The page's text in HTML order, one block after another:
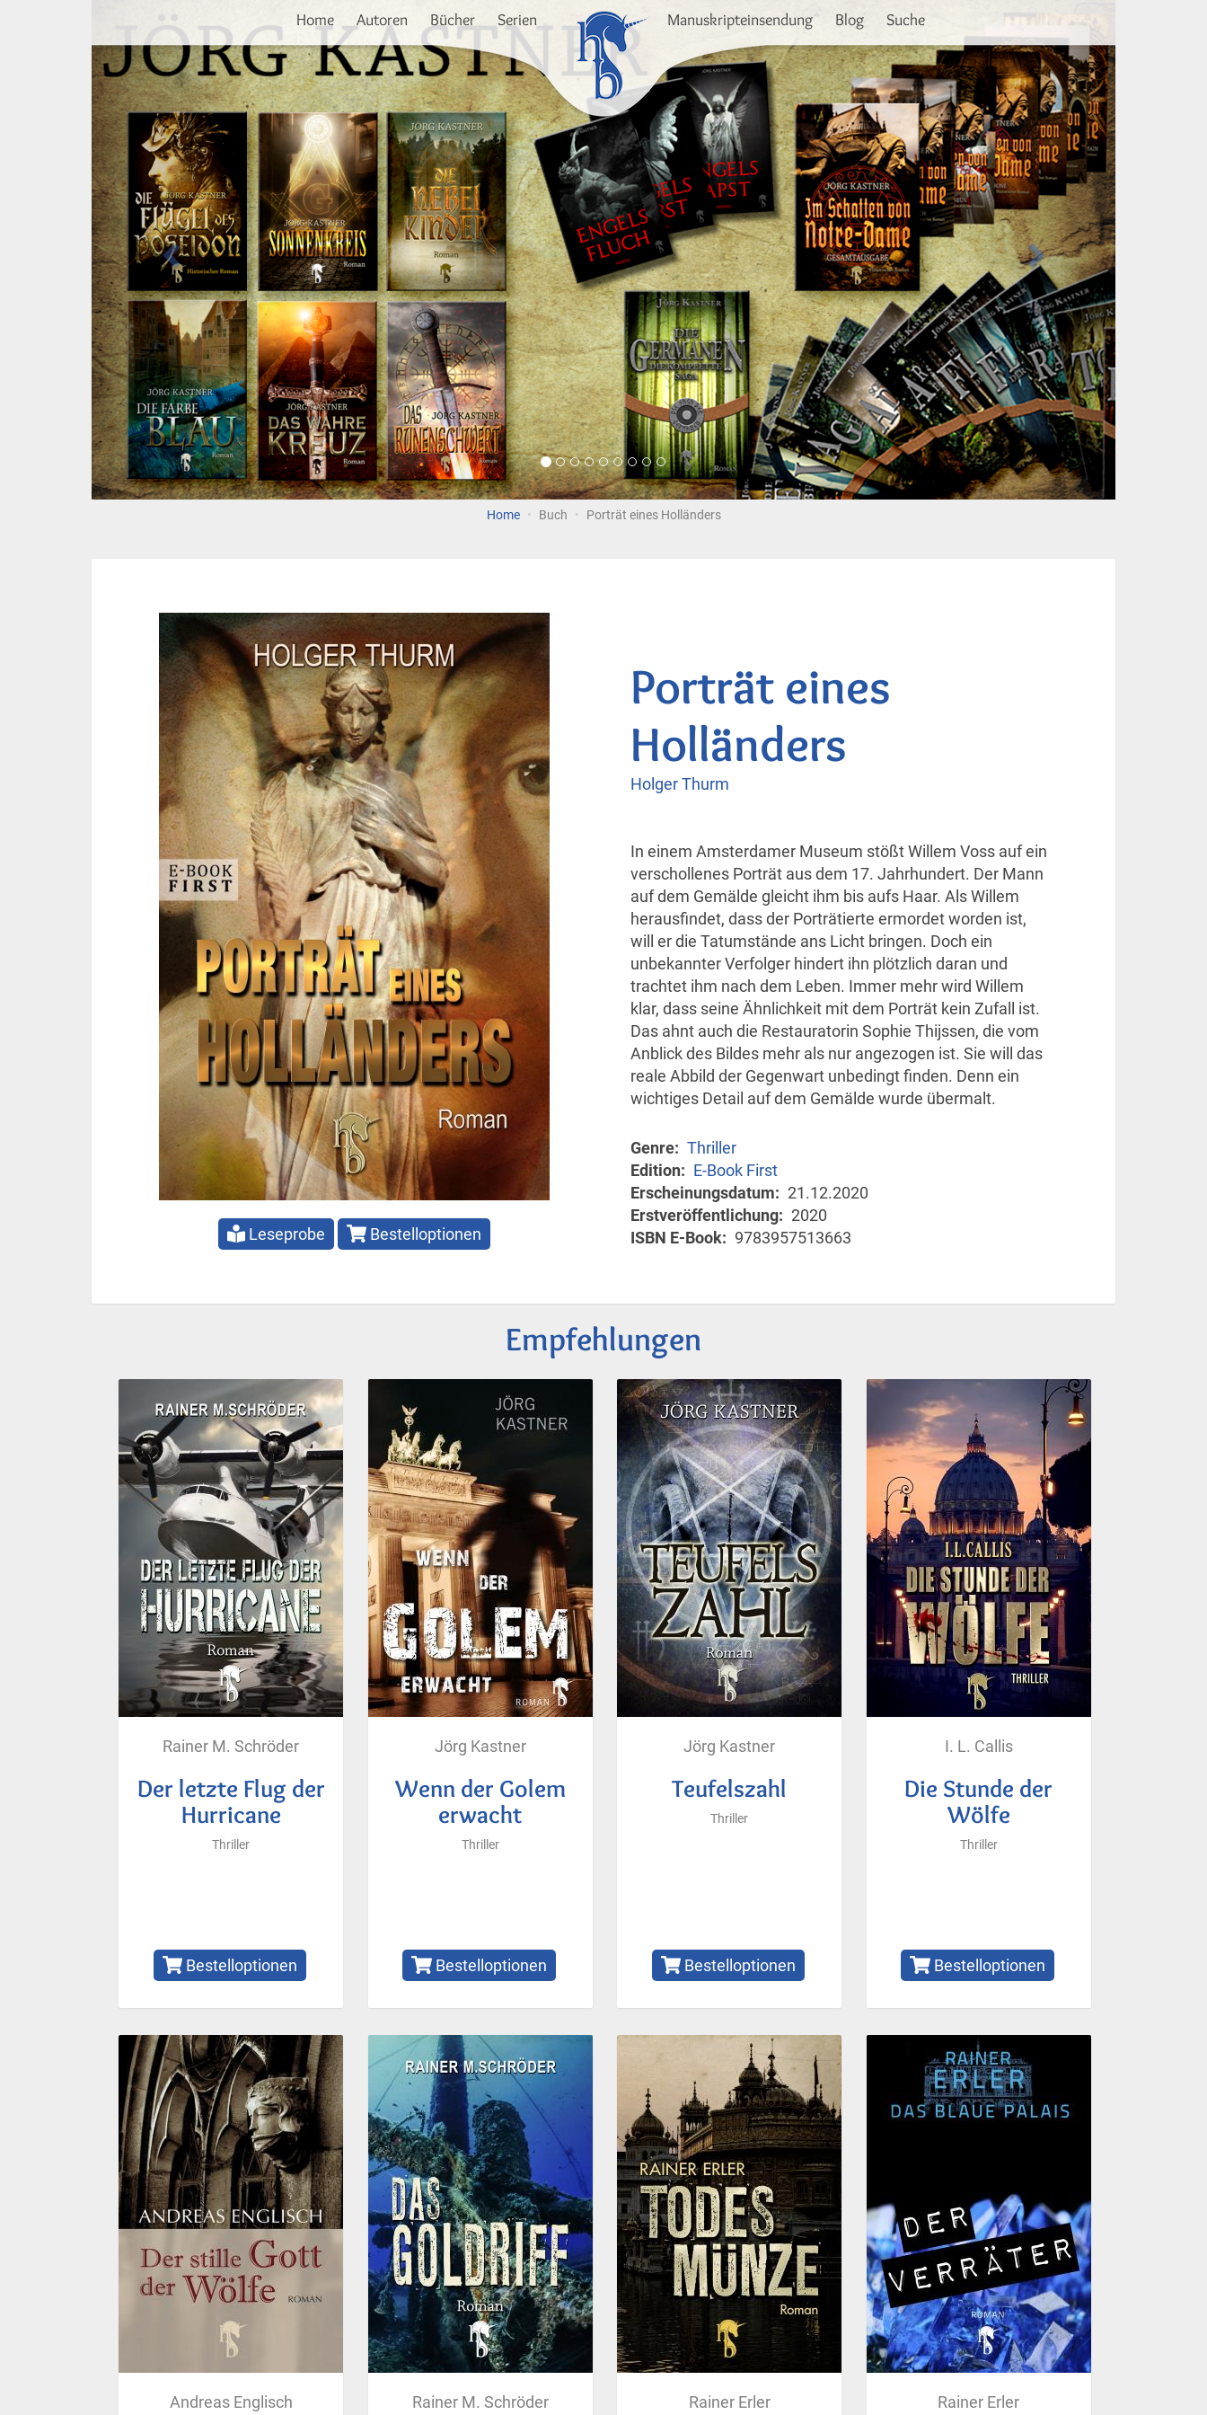
Home Autoren Bücher Serien Manuskripteinsendung Blog Suche Weiter
Home Buch Porträt eines Holländers
Leseprobe Bestelloptionen
Porträt eines
Holländers
Holger Thurm
In einem Amsterdamer Museum stößt Willem Voss auf ein
verschollenes Porträt aus dem 17. Jahrhundert. Der Mann
auf dem Gemälde gleicht ihm bis aufs Haar. Als Willem
herausfindet, dass der Porträtierte ermordet worden ist,
will er die Tatumstände ans Licht bringen. Doch ein
unbekannter Verfolger hindert ihn plötzlich daran und
trachtet ihm nach dem Leben. Immer mehr wird Willem
klar, dass seine Ähnlichkeit mit dem Porträt kein Zufall ist.
Das ahnt auch die Restauratorin Sophie Thijssen, die vom
Anblick des Bildes mehr als nur angezogen ist. Sie will das
reale Abbild der Gegenwart unbedingt finden. Denn ein
wichtiges Detail auf dem Gemälde wurde übermalt.
Genre
Thriller
Edition
E-Book First
Erscheinungsdatum
21.12.2020
Erstveröffentlichung
2020
ISBN E-Book
9783957513663
Empfehlungen
Rainer M. Schröder
Der letzte Flug der
Hurricane
Thriller
Bestelloptionen
Jörg Kastner
Wenn der Golem
erwacht
Thriller
Bestelloptionen
Jörg Kastner
Teufelszahl
Thriller
Bestelloptionen
I. L. Callis
Die Stunde der
Wölfe
Thriller
Bestelloptionen
Andreas Englisch Rainer M. Schröder Rainer Erler Rainer Erler